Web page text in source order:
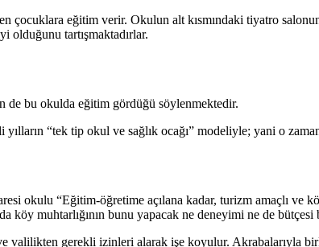
çocuklara eğitim verir. Okulun alt kısmındaki tiyatro
olduğunu tartışmaktadırlar.
de bu okulda eğitim gördüğü söylenmektedir.
“tek tip okul ve sağlık ocağı” modeliyle; yani o
okulu “Eğitim-öğretime açılana kadar, turizm amaçlı ve
muhtarlığının bunu yapacak ne deneyimi ne de bütçesi
valilikten gerekli izinleri alarak işe koyulur. Akrabalarıyla